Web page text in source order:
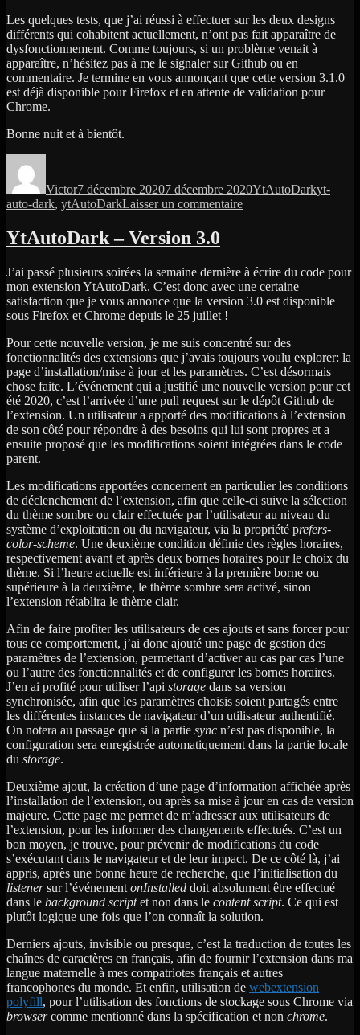
Les quelques tests, que j’ai réussi à effectuer sur les deux designs
différents qui cohabitent actuellement, n’ont pas fait apparaître de
dysfonctionnement. Comme toujours, si un problème venait à
apparaître, n’hésitez pas à me le signaler sur Github ou en
commentaire. Je termine en vous annonçant que cette version 3.1.0
est déjà disponible pour Firefox et en attente de validation pour
Chrome.
Bonne nuit et à bientôt.
Victor7 décembre 20207 décembre 2020YtAutoDarkyt-
auto-dark, ytAutoDarkLaisser un commentairesur
sur
la
version
YtAutoDark – Version 3.0
J’ai passé plusieurs soirées la semaine dernière à écrire du code pour
mon extension YtAutoDark. C’est donc avec une certaine
satisfaction que je vous annonce que la version 3.0 est disponible
sous Firefox et Chrome depuis le 25 juillet !
Pour cette nouvelle version, je me suis concentré sur des
fonctionnalités des extensions que j’avais toujours voulu explorer: la
page d’installation/mise à jour et les paramètres. C’est désormais
chose faite. L’événement qui a justifié une nouvelle version pour cet
été 2020, c’est l’arrivée d’une pull request sur le dépôt Github de
l’extension. Un utilisateur a apporté des modifications à l’extension
de son côté pour répondre à des besoins qui lui sont propres et a
ensuite proposé que les modifications soient intégrées dans le code
parent.
Les modifications apportées concernent en particulier les conditions
de déclenchement de l’extension, afin que celle-ci suive la sélection
du thème sombre ou clair effectuée par l’utilisateur au niveau du
système d’exploitation ou du navigateur, via la propriété prefers-
color-scheme. Une deuxième condition définie des règles horaires,
respectivement avant et après deux bornes horaires pour le choix du
thème. Si l’heure actuelle est inférieure à la première borne ou
supérieure à la deuxième, le thème sombre sera activé, sinon
l’extension rétablira le thème clair.
Afin de faire profiter les utilisateurs de ces ajouts et sans forcer pour
tous ce comportement, j’ai donc ajouté une page de gestion des
paramètres de l’extension, permettant d’activer au cas par cas l’une
ou l’autre des fonctionnalités et de configurer les bornes horaires.
J’en ai profité pour utiliser l’api storage dans sa version
synchronisée, afin que les paramètres choisis soient partagés entre
les différentes instances de navigateur d’un utilisateur authentifié.
On notera au passage que si la partie sync n’est pas disponible, la
configuration sera enregistrée automatiquement dans la partie locale
du storage.
Deuxième ajout, la création d’une page d’information affichée après
l’installation de l’extension, ou après sa mise à jour en cas de version
majeure. Cette page me permet de m’adresser aux utilisateurs de
l’extension, pour les informer des changements effectués. C’est un
bon moyen, je trouve, pour prévenir de modifications du code
s’exécutant dans le navigateur et de leur impact. De ce côté là, j’ai
appris, après une bonne heure de recherche, que l’initialisation du
listenersur l’événement onInstalled doit absolument être effectué
dans le background scriptet non dans le content script. Ce qui est
plutôt logique une fois que l’on connaît la solution.
Derniers ajouts, invisible ou presque, c’est la traduction de toutes les
chaînes de caractères en français, afin de fournir l’extension dans ma
langue maternelle à mes compatriotes français et autres
francophones du monde. Et enfin, utilisation de webextension
polyfill, pour l’utilisation des fonctions de stockage sous Chrome via
browsercomme mentionné dans la spécification et non chrome.